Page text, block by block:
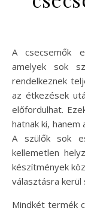
A csecsemők emésztési problémái gyakori jelenség,
amelyek sok
rendelkeznek
az étkezések
előfordulhat.
hatnak ki, hanem
A szülők sok
kellemetlen
készítmények
választásra kerül
Mindkét termék